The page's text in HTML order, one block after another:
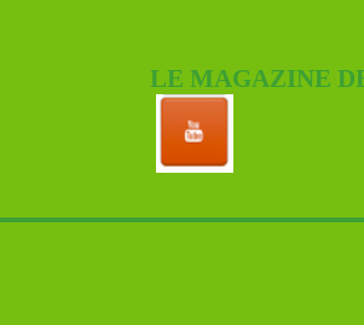
LE MAGAZINE